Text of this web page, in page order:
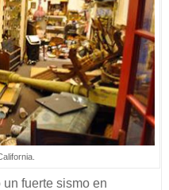
fuerte sismo en